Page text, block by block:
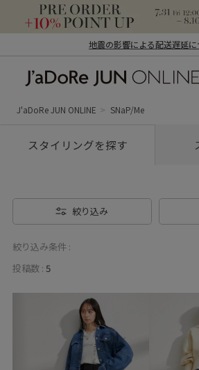
地震の影響による配送遅延に
ン オンライン）
J'aDoRe JUN ONLINE SNaP/Me
スタイリングを探す
絞り込み
絞り込み条件 :
投稿数 : 5